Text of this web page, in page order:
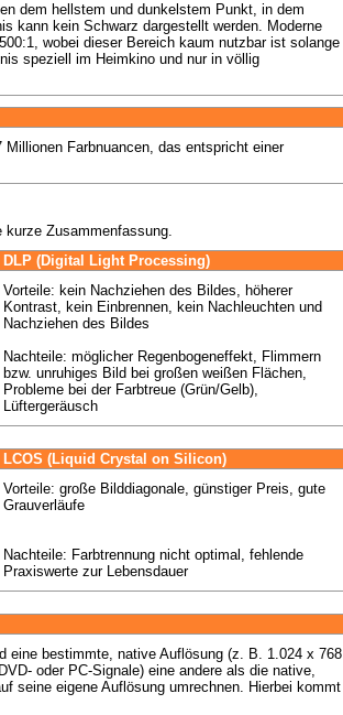
dem hellstem und dunkelstem Punkt, in dem
kann kein Schwarz dargestellt werden. Moderne
wobei dieser Bereich kaum nutzbar ist solange
speziell im Heimkino und nur in völlig
Farbnuancen, das entspricht einer
kurze Zusammenfassung.
DLP (Digital Light Processing)
Vorteile: kein Nachziehen des Bildes, höherer
Kontrast, kein Einbrennen, kein Nachleuchten und
Nachziehen des Bildes
Nachteile: möglicher Regenbogeneffekt, Flimmern
bzw. unruhiges Bild bei großen weißen Flächen,
Probleme bei der Farbtreue (Grün/Gelb),
Lüftergeräusch
LCOS (Liquid Crystal on Silicon)
Vorteile: große Bilddiagonale, günstiger Preis, gute
Grauverläufe
Nachteile: Farbtrennung nicht optimal, fehlende
Praxiswerte zur Lebensdauer
eine bestimmte, native Auflösung (z. B. 1.024 x 768
oder PC-Signale) eine andere als die native,
seine eigene Auflösung umrechnen. Hierbei kommt